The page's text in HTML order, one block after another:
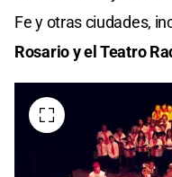
Fe y otras ciudades,
Rosario y el Teatro